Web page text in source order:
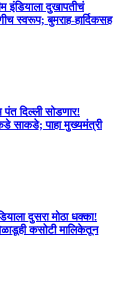
इंडियाला दुखापतीचं
स्वरूप; बुमराह-हार्दिकसह
दिल्ली सोडणार!
साकडे; पाहा मुख्यमंत्री
दुसरा मोठा धक्का!
कसोटी मालिकेतून